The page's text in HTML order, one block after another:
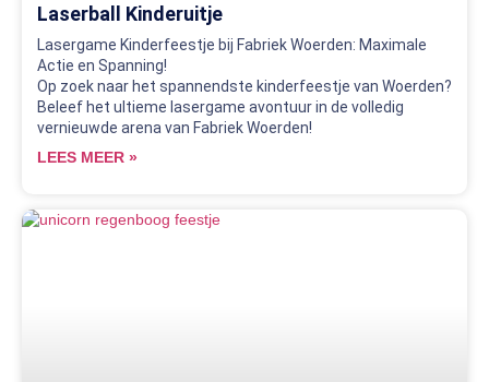
Laserball Kinderuitje
Lasergame Kinderfeestje bij Fabriek Woerden: Maximale
Actie en Spanning!
Op zoek naar het spannendste kinderfeestje van Woerden?
Beleef het ultieme lasergame avontuur in de volledig
vernieuwde arena van Fabriek Woerden!
LEES MEER »